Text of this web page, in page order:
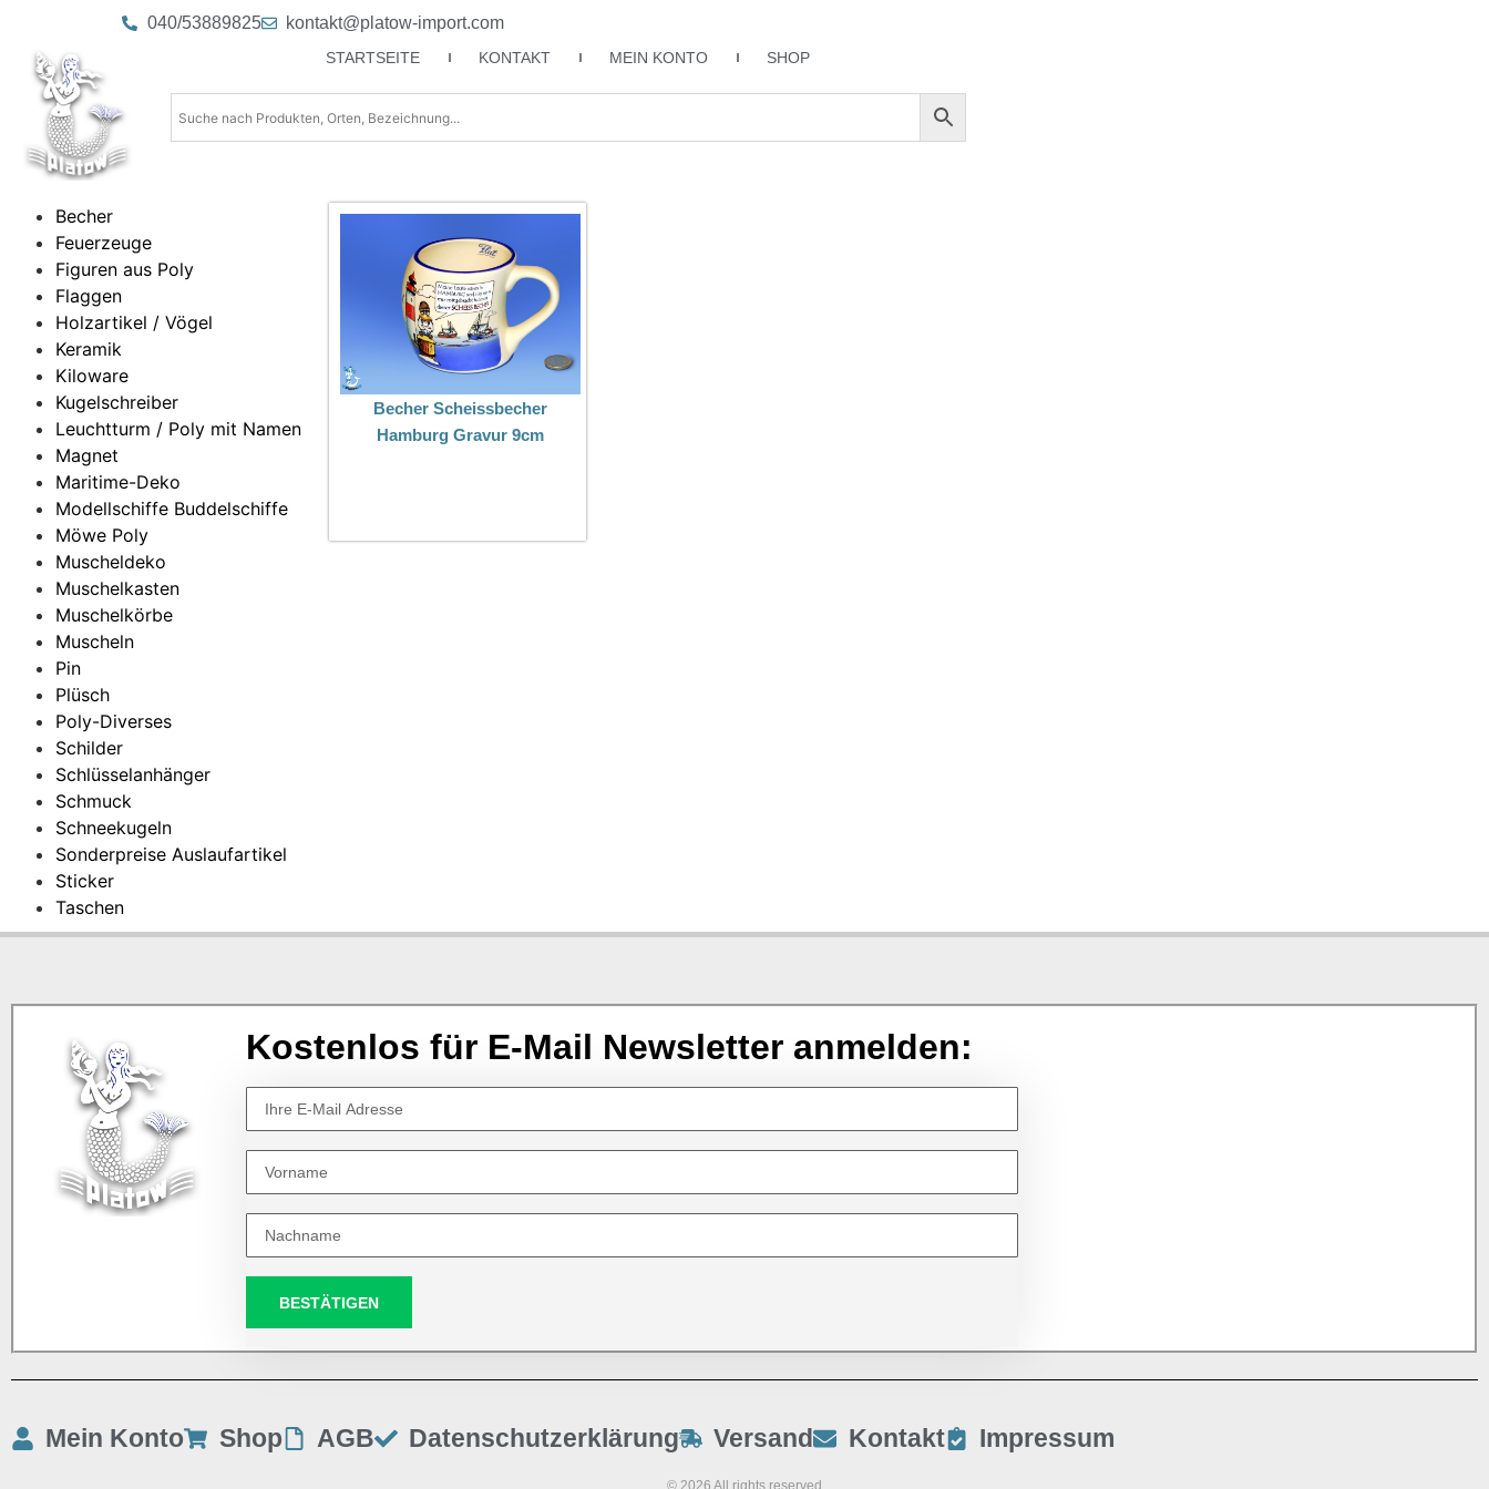
040/53889825 kontakt@platow-import.com
STARTSEITE KONTAKT MEIN KONTO SHOP
Becher
Feuerzeuge
Figuren aus Poly
Flaggen
Holzartikel / Vögel
Keramik
Kiloware
Kugelschreiber
Leuchtturm / Poly mit Namen
Magnet
Maritime-Deko
Modellschiffe Buddelschiffe
Möwe Poly
Muscheldeko
Muschelkasten
Muschelkörbe
Muscheln
Pin
Plüsch
Poly-Diverses
Schilder
Schlüsselanhänger
Schmuck
Schneekugeln
Sonderpreise Auslaufartikel
Sticker
Taschen
Becher Scheissbecher
Hamburg Gravur 9cm
Kostenlos für E-Mail Newsletter anmelden:
BESTÄTIGEN
Mein Konto Shop AGB Datenschutzerklärung Versand Kontakt Impressum